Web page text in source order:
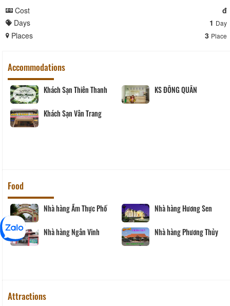
Cost
đ
Days
1 Day
Places 3 Place
Accommodations
Khách Sạn Thiên Thanh KS ĐÔNG QUÂN
Khách Sạn Vân Trang
Food
Nhà hàng Ẩm Thực Phố Nhà hàng Hương Sen
Nhà hàng Ngân Vinh Nhà hàng Phương Thủy
Attractions